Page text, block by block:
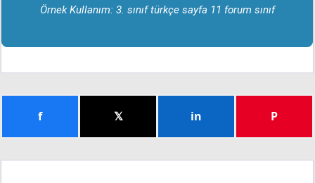
Örnek Kullanım: 3. sınıf türkçe sayfa 11 forum sınıf
f 𝕏 in P